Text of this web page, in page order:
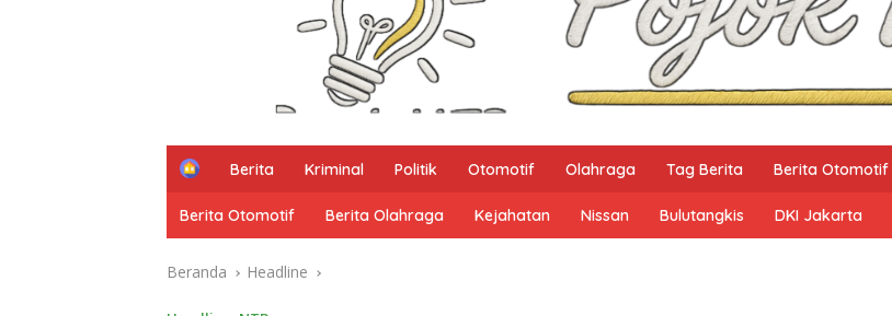
H
m
e
Berita Kriminal Politik Otomotif Olahraga Tag Berita Berita Otomotif
Berita Otomotif Berita Olahraga Kejahatan Nissan Bulutangkis DKI Jakarta
Beranda Headline